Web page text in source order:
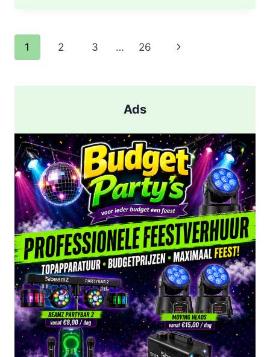
GEWONDE
NA
Paginanavigatie
1 2 3 … 26
Volgende
Ads